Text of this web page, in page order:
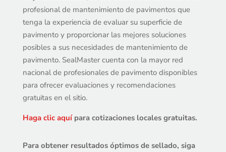
profesional de mantenimiento de pavimentos que
tenga la experiencia de evaluar su superficie de
pavimento y proporcionar las mejores soluciones
posibles a sus necesidades de mantenimiento de
pavimento. SealMaster cuenta con la mayor red
nacional de profesionales de pavimento disponibles
para ofrecer evaluaciones y recomendaciones
gratuitas en el sitio.
Haga clic aquípara cotizaciones locales gratuitas.
Para obtener resultados óptimos de sellado, siga